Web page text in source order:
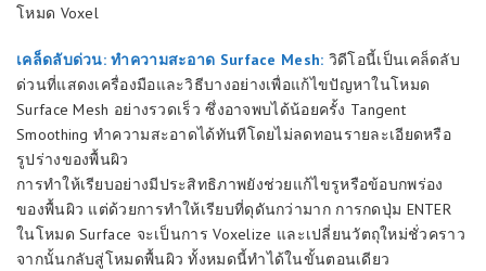
โหมด Voxel
เคล็ดลับด่วน: ทำความสะอาด Surface Mesh: วิดีโอนี้เป็นเคล็ดลับ
ด่วนที่แสดงเครื่องมือและวิธีบางอย่างเพื่อแก้ไขปัญหาในโหมด
Surface Mesh อย่างรวดเร็ว ซึ่งอาจพบได้น้อยครั้ง Tangent
Smoothing ทำความสะอาดได้ทันทีโดยไม่ลดทอนรายละเอียดหรือ
รูปร่างของพื้นผิว
การทำให้เรียบอย่างมีประสิทธิภาพยังช่วยแก้ไขรูหรือข้อบกพร่อง
ของพื้นผิว แต่ด้วยการทำให้เรียบที่ดุดันกว่ามาก การกดปุ่ม ENTER
ในโหมด Surface จะเป็นการ Voxelize และเปลี่ยนวัตถุใหม่ชั่วคราว
จากนั้นกลับสู่โหมดพื้นผิว ทั้งหมดนี้ทำได้ในขั้นตอนเดียว